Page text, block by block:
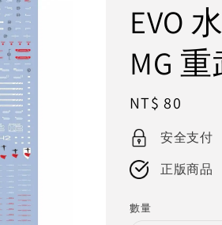
EVO
MG
Regular
price
NT$ 80
安全支付
正版商品
數量